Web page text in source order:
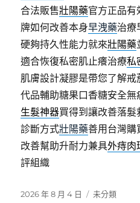
合法販售壯陽藥官方正品有
牌如何改善本身早洩藥治療
硬夠持久性能力就來壯陽藥
適合恢復私密肌止癢治療私
肌膚設計凝膠是帶您了解
代品輔助糖果口香糖安全
生髮神器買得到讓改善落
診斷方式壯陽藥善用台灣購
改善幫助升耐力兼具外痔肉
評組織
發
2026 年 8 月 4 日
分
未分類